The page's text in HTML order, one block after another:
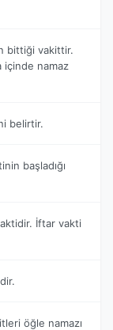
bittiği vakittir.
içinde namaz
belirtir.
başladığı
İftar vakti
öğle namazı